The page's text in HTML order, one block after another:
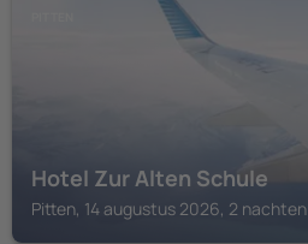
Hotel Zur Alten Schule
Pitten, 14 augustus 2026, 2 nachten